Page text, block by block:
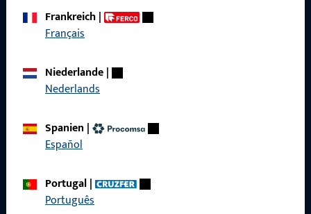
Frankreich|
Français
Niederlande|
Nederlands
Spanien |
Español
Portugal|
Português
Karriere
Produktkatalog